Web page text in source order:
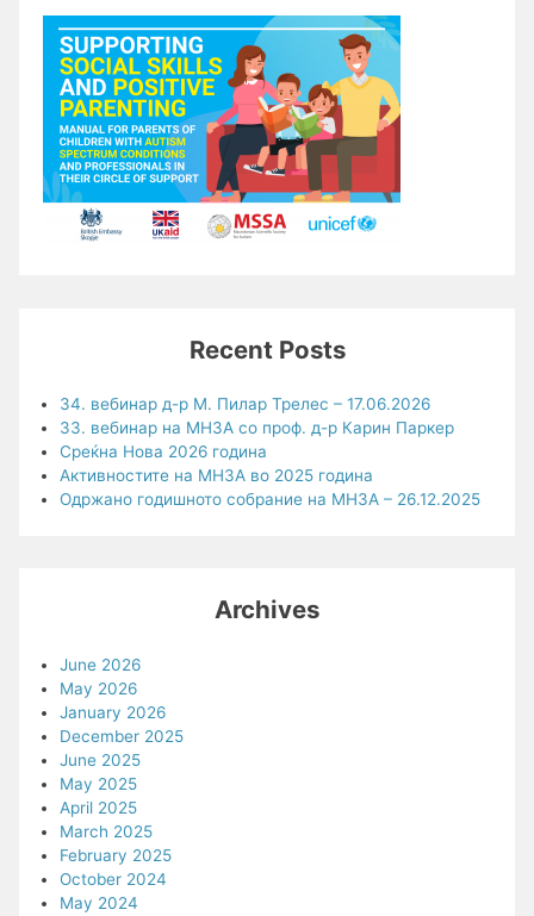
Recent Posts
34. вебинар д-р М. Пилар Трелес – 17.06.2026
33. вебинар на МНЗА со проф. д-р Карин Паркер
Среќна Нова 2026 година
Активностите на МНЗА во 2025 година
Одржано годишното собрание на МНЗА – 26.12.2025
Archives
June 2026
May 2026
January 2026
December 2025
June 2025
May 2025
April 2025
March 2025
February 2025
October 2024
May 2024